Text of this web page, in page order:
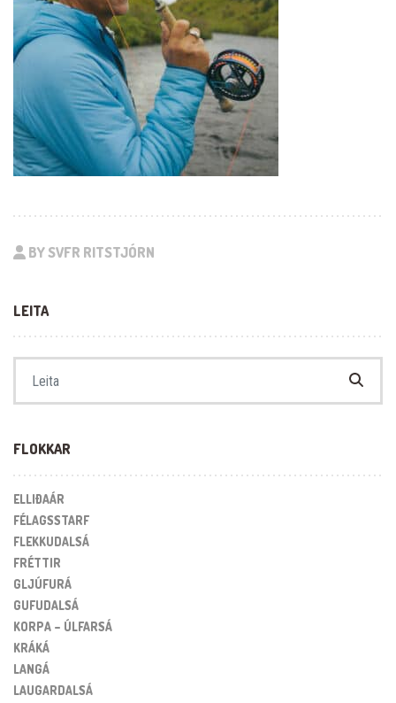
BY SVFR RITSTJÓRN
LEITA
FLOKKAR
ELLIÐAÁR
FÉLAGSSTARF
FLEKKUDALSÁ
FRÉTTIR
GLJÚFURÁ
GUFUDALSÁ
KORPA – ÚLFARSÁ
KRÁKÁ
LANGÁ
LAUGARDALSÁ